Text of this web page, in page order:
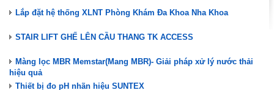
Lắp đặt hệ thống XLNT Phòng Khám Đa Khoa Nha Khoa
STAIR LIFT GHẾ LÊN CẦU THANG TK ACCESS
Màng lọc MBR Memstar(Mang MBR)- Giải pháp xử lý nước thải
hiệu quả
Thiết bị đo pH nhãn hiệu SUNTEX